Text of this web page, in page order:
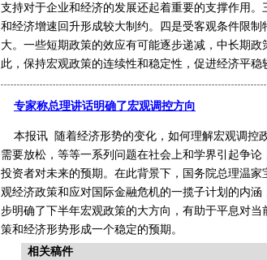
支持对于企业和经济的发展还起着重要的支撑作用
和经济增速回升形成较大制约。四是受客观条件限
大。一些短期政策的效应有可能逐步递减，中长期
此，保持宏观政策的连续性和稳定性，促进经济平
专家称总理讲话明确了宏观调控方向
本报讯 随着经济形势的变化，如何理解宏观调控
需要放松，等等一系列问题在社会上和学界引起争
投资者对未来的预期。在此背景下，国务院总理温
观经济政策和应对国际金融危机的一揽子计划的内
步明确了下半年宏观政策的大方向，有助于平息对
策和经济形势形成一个稳定的预期。
相关稿件